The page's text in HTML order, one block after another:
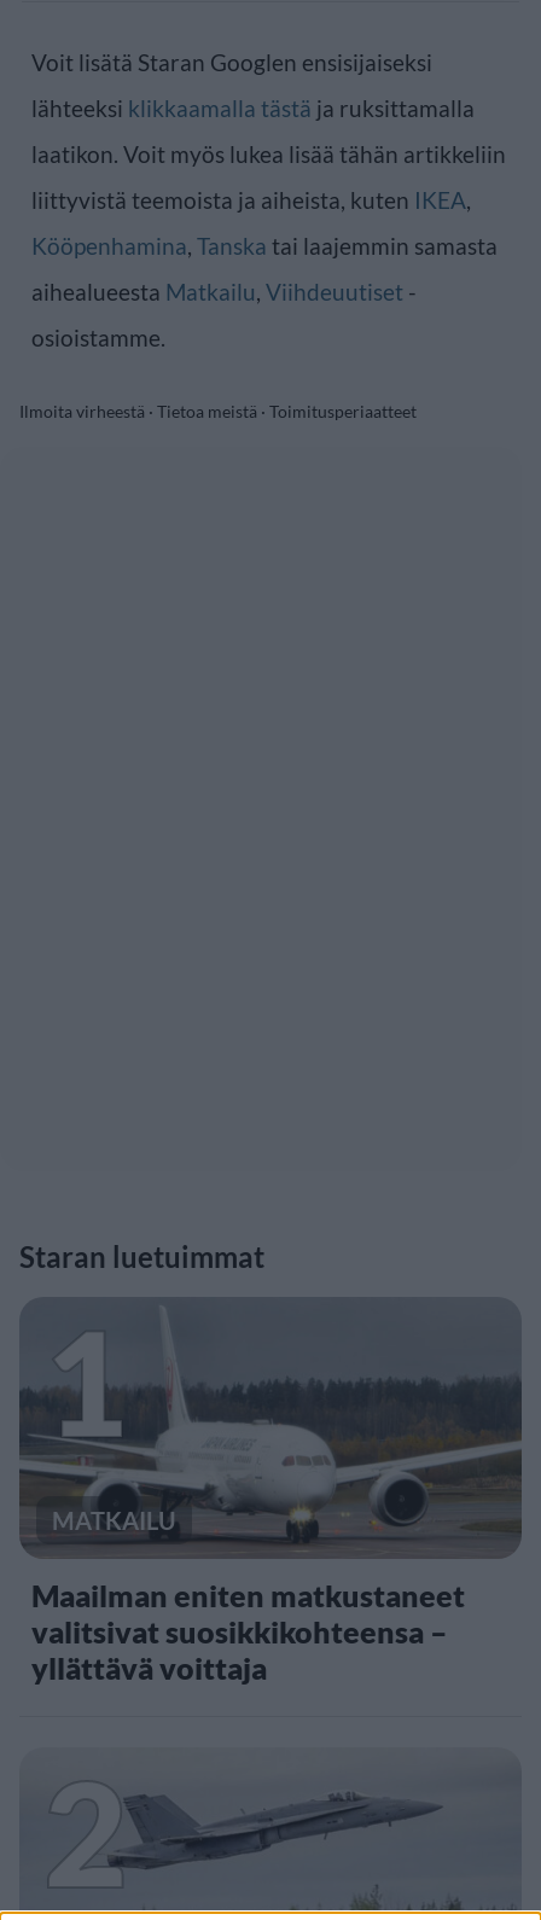
Voit lisätä Staran Googlen ensisijaiseksi
lähteeksi klikkaamalla tästä ja ruksittamalla
laatikon. Voit myös lukea lisää tähän artikkeliin
liittyvistä teemoista ja aiheista, kuten IKEA,
Kööpenhamina, Tanska tai laajemmin samasta
aihealueesta Matkailu, Viihdeuutiset -
osioistamme.
Ilmoita virheestä · Tietoa meistä · Toimitusperiaatteet
Staran luetuimmat
1
MATKAILU
Maailman eniten matkustaneet
valitsivat suosikkikohteensa –
yllättävä voittaja
2